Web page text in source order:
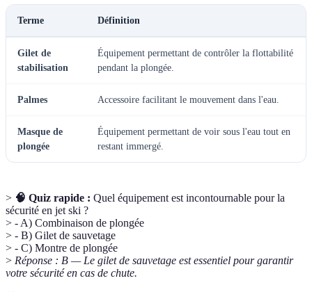
Terme Définition
Gilet de
stabilisation
Équipement permettant de contrôler la flottabilité
pendant la plongée.
Palmes Accessoire facilitant le mouvement dans l'eau.
Masque de
plongée
Équipement permettant de voir sous l'eau tout en
restant immergé.
> 🧠 Quiz rapide : Quel équipement est incontournable pour la
sécurité en jet ski ?
> - A) Combinaison de plongée
> - B) Gilet de sauvetage
> - C) Montre de plongée
> Réponse : B — Le gilet de sauvetage est essentiel pour garantir
votre sécurité en cas de chute.